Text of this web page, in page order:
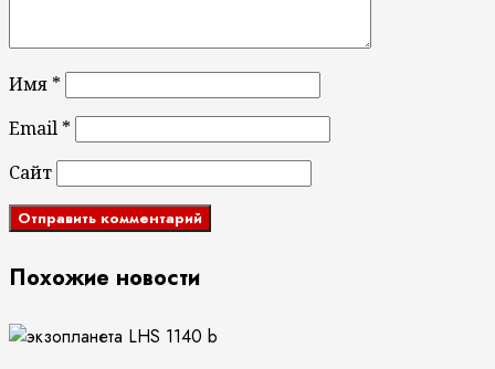
Имя *
Email *
Сайт
Похожие новости